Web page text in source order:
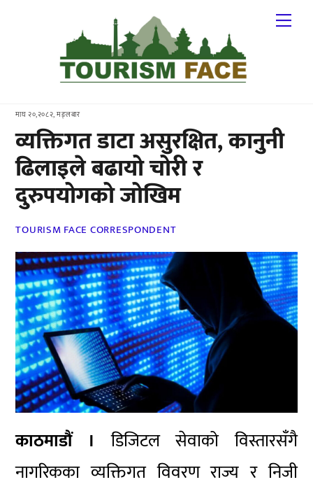
माघ २०,२०८२, मङ्लबार
व्यक्तिगत डाटा असुरक्षित, कानुनी
ढिलाइले बढायो चोरी र
दुरुपयोगको जोखिम
TOURISM FACE CORRESPONDENT
काठमाडौं ।डिजिटल सेवाको विस्तारसँगै
नागरिकका व्यक्तिगत विवरण राज्य र निजी